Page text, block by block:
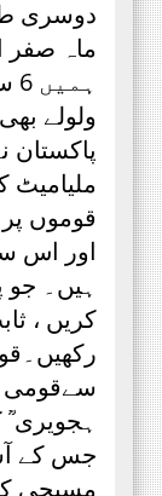
دوسری
ولولے
پاکستان
ملیامیٹ
قوموں
اور اس
ہیں۔ جو
کریں ،
سےقومی
ہجویری
جس کے
مسیحی